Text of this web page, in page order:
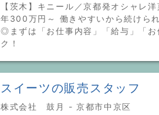
【茨木】キニール／京都発オシャレ
年300万円～ 働きやすいから続けら
◎まずは「お仕事内容」「給与」「お
ク！
スイーツの販売スタッフ
株式会社 鼓月 - 京都市中京区